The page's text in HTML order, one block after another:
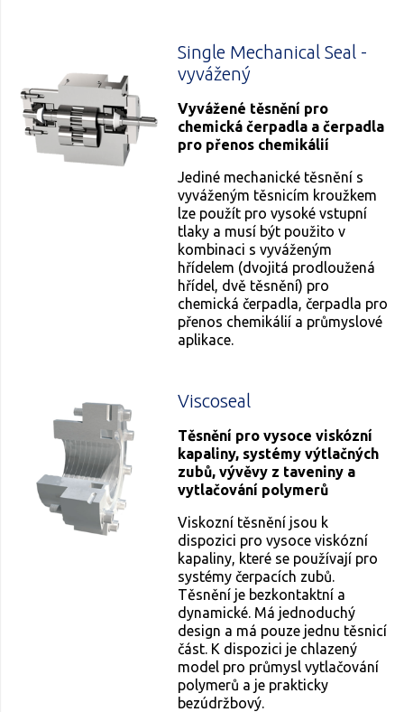
Single Mechanical Seal -
vyvážený
Vyvážené těsnění pro
chemická čerpadla a čerpadla
pro přenos chemikálií
Jediné mechanické těsnění s
vyváženým těsnicím kroužkem
lze použít pro vysoké vstupní
tlaky a musí být použito v
kombinaci s vyváženým
hřídelem (dvojitá prodloužená
hřídel, dvě těsnění) pro
chemická čerpadla, čerpadla pro
přenos chemikálií a průmyslové
aplikace.
Viscoseal
Těsnění pro vysoce viskózní
kapaliny, systémy výtlačných
zubů, vývěvy z taveniny a
vytlačování polymerů
Viskozní těsnění jsou k
dispozici pro vysoce viskózní
kapaliny, které se používají pro
systémy čerpacích zubů.
Těsnění je bezkontaktní a
dynamické. Má jednoduchý
design a má pouze jednu těsnicí
část. K dispozici je chlazený
model pro průmysl vytlačování
polymerů a je prakticky
bezúdržbový.